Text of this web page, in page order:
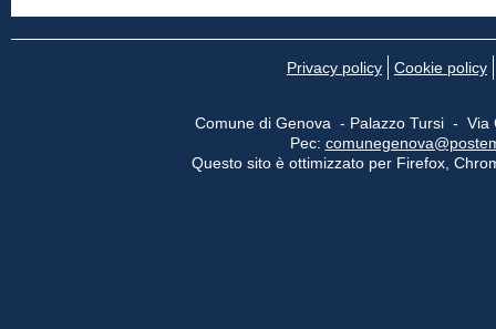
Privacy policy Cookie policy
Comune di Genova - Palazzo Tursi -
Pec:
Questo sito è ottimizzato per Firefox,